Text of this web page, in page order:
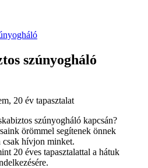
szúnyogháló
20 év tapasztalat
szúnyogháló kapcsán?
örömmel segítenek önnek
csak hívjon minket.
20 éves tapasztalattal a hátuk